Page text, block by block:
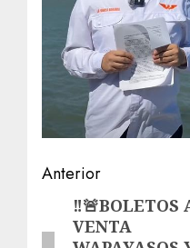
Navegación
entradas
Anterior
Entrada
anterior:
‼️🚨BOLETOS
VENTA